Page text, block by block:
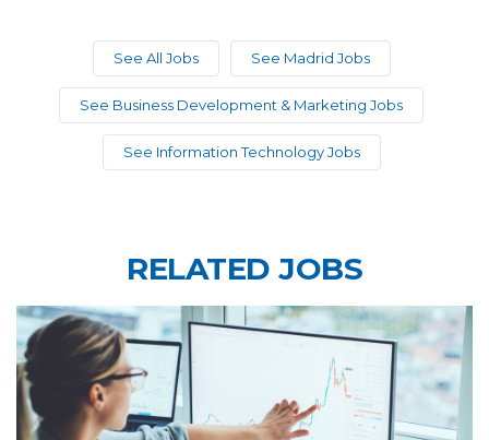
See All Jobs See Madrid Jobs
See Business Development & Marketing Jobs
See Information Technology Jobs
RELATED JOBS